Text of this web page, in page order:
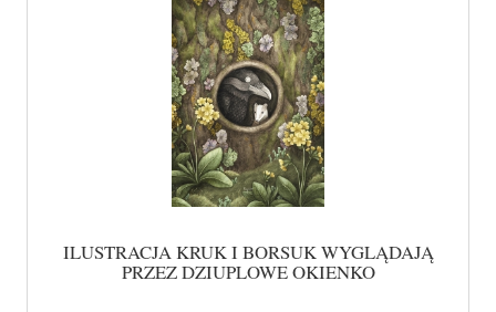
ILUSTRACJA KRUK I BORSUK WYGLĄDAJĄ
PRZEZ DZIUPLOWE OKIENKO